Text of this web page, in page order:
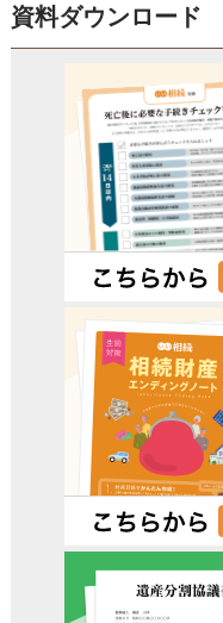
資料ダウンロード